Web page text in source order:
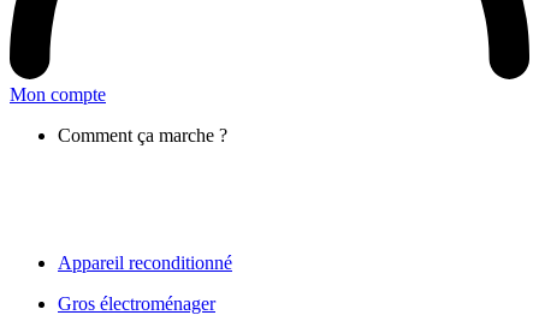
Mon compte
Comment ça marche ?
Appareil reconditionné
Gros électroménager